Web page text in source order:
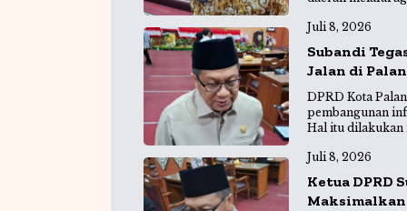
Juli 8, 2026
Subandi
Jalan di
DPRD Kota
pembangunan
Hal itu dilakukan
Juli 8, 2026
Ketua DPRD
Maksimalkan